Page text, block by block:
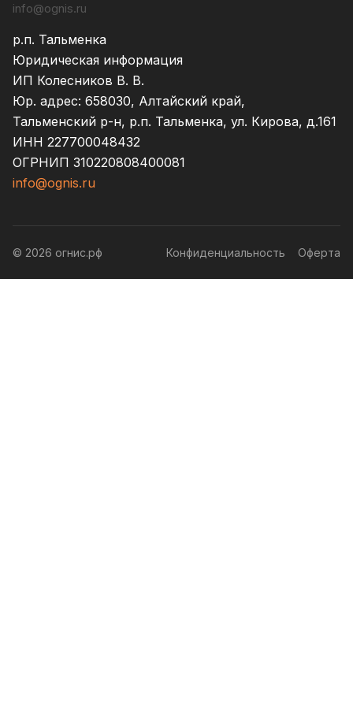
info@ognis.ru
р.п. Тальменка
Юридическая информация
ИП Колесников В. В.
Юр. адрес: 658030, Алтайский край,
Тальменский р-н, р.п. Тальменка, ул. Кирова, д.161
ИНН 227700048432
ОГРНИП 310220808400081
info@ognis.ru
© 2026 огнис.рф Конфиденциальность Оферта